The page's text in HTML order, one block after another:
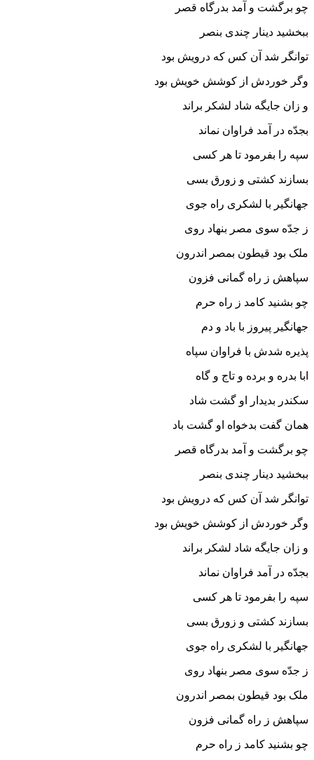
چو برگشت و آمد بدرگاه قصر
ببخشید دینار چندى بنصر
توانگر شد آن کس که درویش بود
وگر خوردش از کوشش خویش بود
و زان جایگه شاد لشکر براند
بجدّه در آمد فراوان نماند
سپه را بفرمود تا هر کسى
بسازند کشتى و زورق بسى‏
جهانگیر با لشکرى راه جوى
ز جدّه سوى مصر بنهاد روى‏
ملک بود قیطون بمصر اندرون
سپاهش ز راه گمانى فزون‏
چو بشنید کامد ز راه حرم
جهانگیر پیروز با باد و دم‏
پذیره شدش با فراوان سپاه
ابا بدره و برده و تاج و گاه‏
سکندر بدیدار او گشت شاد
همان گفت بدخواه او گشت باد
چو برگشت و آمد بدرگاه قصر
ببخشید دینار چندى بنصر
توانگر شد آن کس که درویش بود
وگر خوردش از کوشش خویش بود
و زان جایگه شاد لشکر براند
بجدّه در آمد فراوان نماند
سپه را بفرمود تا هر کسى
بسازند کشتى و زورق بسى‏
جهانگیر با لشکرى راه جوى
ز جدّه سوى مصر بنهاد روى‏
ملک بود قیطون بمصر اندرون
سپاهش ز راه گمانى فزون‏
چو بشنید کامد ز راه حرم